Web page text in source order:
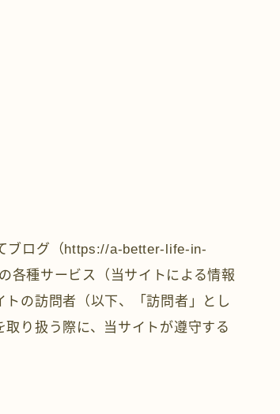
ブログ（https://a-better-life-in-
各種サービス（当サイトによる情報
の訪問者（以下、「訪問者」とし
り扱う際に、当サイトが遵守する